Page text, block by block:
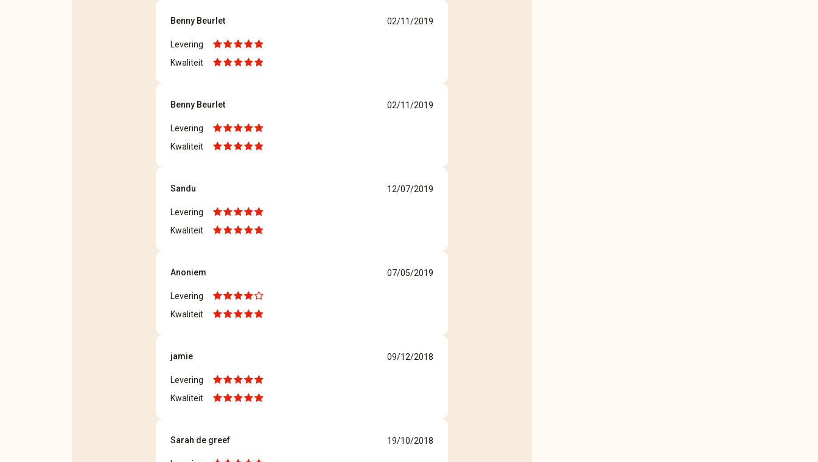
Benny Beurlet 02/11/2019
Levering
Kwaliteit
Benny Beurlet 02/11/2019
Levering
Kwaliteit
Sandu 12/07/2019
Levering
Kwaliteit
Anoniem 07/05/2019
Levering
Kwaliteit
jamie 09/12/2018
Levering
Kwaliteit
Sarah de greef 19/10/2018